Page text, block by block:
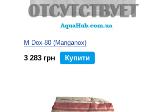
M Dox-80 (Manganox)
3 283 грн Купити